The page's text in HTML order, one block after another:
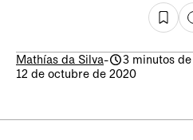
Mathías da Silva-
3 minutos
12 de octubre de 2020